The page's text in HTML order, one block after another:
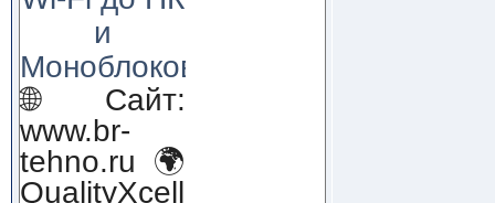
и
Моноблоков!
🌐 Сайт:
www.br-
tehno.ru 🌍
QualityXcellence.ru